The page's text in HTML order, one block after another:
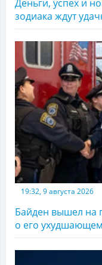
Деньги, успех и
зодиака ждут
19:32, 9 августа 2026
Байден вышел на
о его